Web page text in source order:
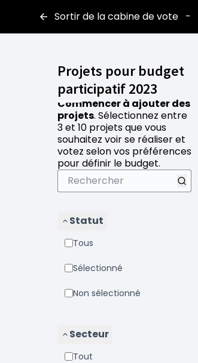
Sortir de la cabine de vote -
Projets pour budget
participatif 2023
Commencer à ajouter des
projets. Sélectionnez entre
3 et 10 projets que vous
souhaitez voir se réaliser et
votez selon vos préférences
pour définir le budget.
Statut
Tous
Sélectionné
Non sélectionné
Secteur
Tout